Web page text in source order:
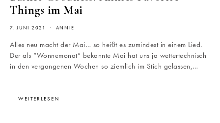
Things im Mai
7. JUNI 2021 ANNIE
Alles neu macht der Mai… so heißt es zumindest in einem Lied.
Der als “Wonnemonat” bekannte Mai hat uns ja wettertechnisch
in den vergangenen Wochen so ziemlich im Stich gelassen,…
WEITERLESEN